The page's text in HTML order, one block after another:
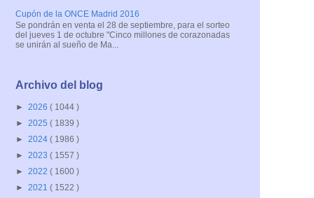
Cupón de la ONCE Madrid 2016
Se pondrán en venta el 28 de septiembre, para el sorteo
del jueves 1 de octubre "Cinco millones de corazonadas
se unirán al sueño de Ma...
Archivo del blog
► 2026 ( 1044 )
► 2025 ( 1839 )
► 2024 ( 1986 )
► 2023 ( 1557 )
► 2022 ( 1600 )
► 2021 ( 1522 )